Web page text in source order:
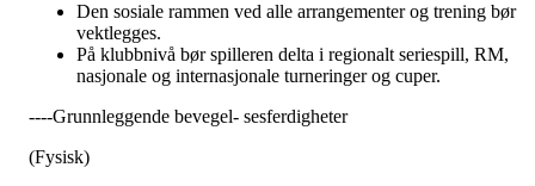
Den sosiale rammen ved alle arrangementer og trening bør
vektlegges.
På klubbnivå bør spilleren delta i regionalt seriespill, RM,
nasjonale og internasjonale turneringer og cuper.
----Grunnleggende bevegel- sesferdigheter
(Fysisk)